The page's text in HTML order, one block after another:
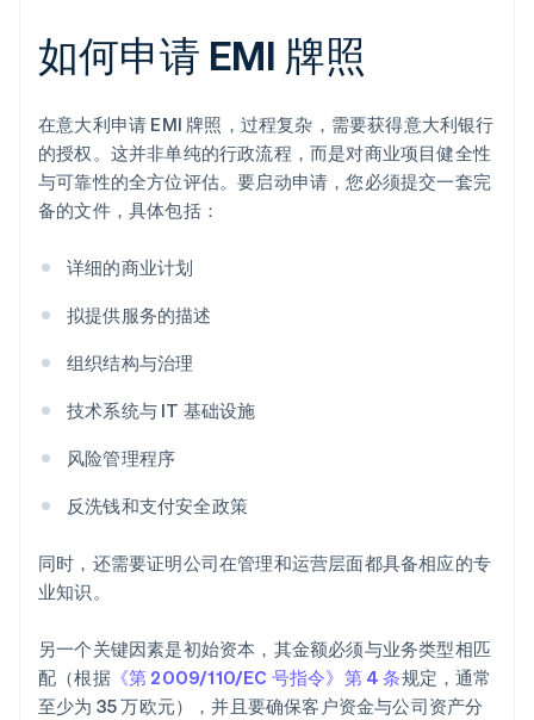
如何申请 EMI 牌照
在意大利申请 EMI 牌照，过程复杂，需要获得意大利银行
的授权。这并非单纯的行政流程，而是对商业项目健全性
与可靠性的全方位评估。要启动申请，您必须提交一套完
备的文件，具体包括：
详细的商业计划
拟提供服务的描述
组织结构与治理
技术系统与 IT 基础设施
风险管理程序
反洗钱和支付安全政策
同时，还需要证明公司在管理和运营层面都具备相应的专
业知识。
另一个关键因素是初始资本，其金额必须与业务类型相匹
配（根据《第 2009/110/EC 号指令》第 4 条规定，通常
至少为 35 万欧元），并且要确保客户资金与公司资产分